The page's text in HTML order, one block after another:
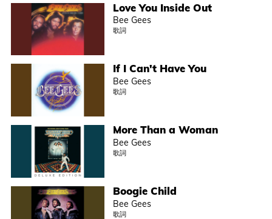
Love You Inside Out
Bee Gees
歌詞
If I Can't Have You
Bee Gees
歌詞
More Than a Woman
Bee Gees
歌詞
Boogie Child
Bee Gees
歌詞